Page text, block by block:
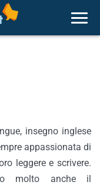
insegno inglese
appassionata di
leggere e scrivere.
molto anche il